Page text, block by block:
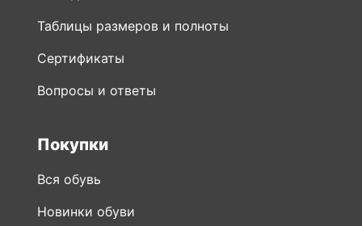
Вопросы и ответы
Новинки обуви
Revolution
Распродажа обуви